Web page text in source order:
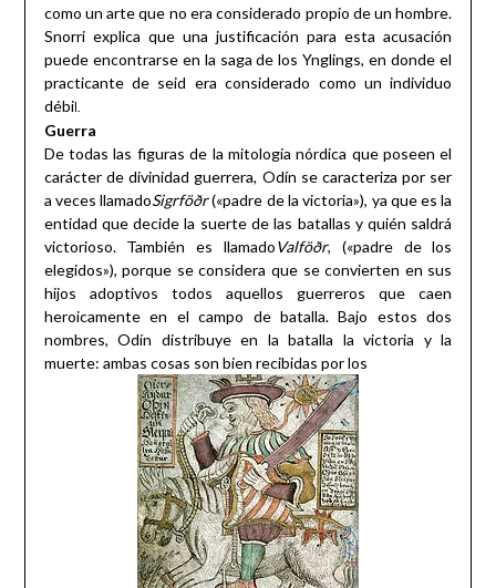
como un arte que no era considerado propio de un hombre.
Snorri explica que una justificación para esta acusación
puede encontrarse en la saga de los Ynglings, en donde el
practicante de seid era considerado como un individuo
débil.
Guerra
De todas las figuras de la mitología nórdica que poseen el
carácter de divinidad guerrera, Odín se caracteriza por ser
a veces llamadoSigrföðr(«padre de la victoria»), ya que es la
entidad que decide la suerte de las batallas y quién saldrá
victorioso. También es llamadoValföðr, («padre de los
elegidos»), porque se considera que se convierten en sus
hijos adoptivos todos aquellos guerreros que caen
heroicamente en el campo de batalla. Bajo estos dos
nombres, Odín distribuye en la batalla la victoria y la
muerte: ambas cosas son bien recibidas por los